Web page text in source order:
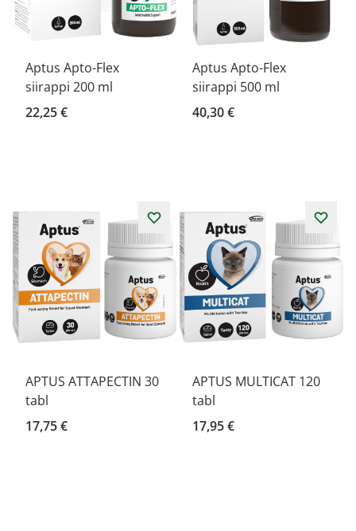
Aptus Apto-Flex
siirappi 200 ml
22,25 €
Aptus Apto-Flex
siirappi 500 ml
40,30 €
APTUS ATTAPECTIN 30
tabl
17,75 €
APTUS MULTICAT 120
tabl
17,95 €